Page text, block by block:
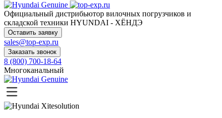
Официальный дистрибьютор вилочных погрузчиков и
складской техники HYUNDAI - ХЁНДЭ
Оставить заявку
sales@top-exp.ru
Заказать звонок
8 (800) 700-18-64
Многоканальный